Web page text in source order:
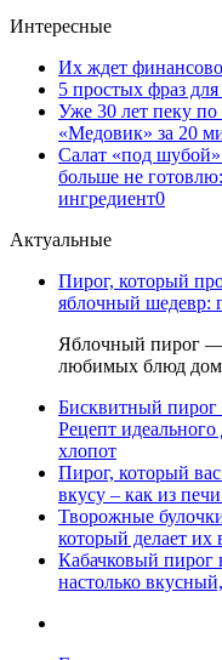
Интересные
Их ждет
5 простых фраз
Уже 30 лет пеку
«Медовик» за 20
Салат «под
больше не
ингредиент0
Актуальные
Пирог, который
яблочный шедевр:
Яблочный пирог —
любимых блюд
Бисквитный
Рецепт
хлопот
Пирог, который
вкусу – как из
Творожные
который делает
Кабачковый
настолько